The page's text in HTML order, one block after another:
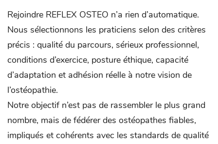
Rejoindre REFLEX OSTEO n’a rien d’automatique.
Nous sélectionnons les praticiens selon des critères
précis : qualité du parcours, sérieux professionnel,
conditions d’exercice, posture éthique, capacité
d’adaptation et adhésion réelle à notre vision de
l’ostéopathie.
Notre objectif n’est pas de rassembler le plus grand
nombre, mais de fédérer des ostéopathes fiables,
impliqués et cohérents avec les standards de qualité